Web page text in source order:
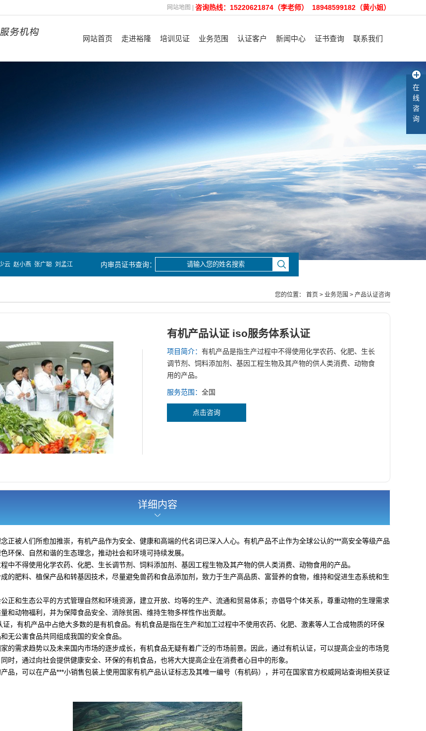
咨询热线：15220621874（李老师） 18948599182（黄小姐）
网站地图
网站首页 走进裕隆
合作机构
培训展示
培训见证 业务范围
技术培训和咨询
其他咨询服务
认证客户 新闻中心
行业资讯
证书查询 联系我们
云 赵小燕 张广聪 刘孟江
您的位置： 首页 > 业务范围 > 产品认证咨询
有机产品认证 iso服务体系认证
项目简介： 有机产品是指生产过程中不得使用化学农药、化肥、生长
调节剂、饲料添加剂、基因工程生物及其产物的供人类消费、动物食
用的产品。
服务范围： 全国
点击咨询
详细内容
正被人们所愈加推崇，有机产品作为安全、健康和高端的代名词已深入人心。有机产品不止作为全球公认的***高安全等级产品
环保、自然和谐的生态理念，推动社会和环境可持续发展。
中不得使用化学农药、化肥、生长调节剂、饲料添加剂、基因工程生物及其产物的供人类消费、动物食用的产品。
的肥料、植保产品和转基因技术，尽量避免兽药和食品添加剂，致力于生产高品质、富营养的食物，维持和促进生态系统和生
正和生态公平的方式管理自然和环境资源，建立开放、均等的生产、流通和贸易体系；亦倡导个体关系，尊重动物的生理需求
和动物福利，并为保障食品安全、消除贫困、维持生物多样性作出贡献。
证，有机产品中占绝大多数的是有机食品。有机食品是指在生产和加工过程中不使用农药、化肥、激素等人工合成物质的环保
无公害食品共同组成我国的安全食品。
的需求趋势以及未来国内市场的逐步成长，有机食品无疑有着广泛的市场前景。因此，通过有机认证，可以提高企业的市场竞
时，通过向社会提供健康安全、环保的有机食品，也将大大提高企业在消费者心目中的形象。
品，可以在产品***小销售包装上使用国家有机产品认证标志及其唯一编号（有机码），并可在国家官方权威网站查询相关获证
在
线
咨
询